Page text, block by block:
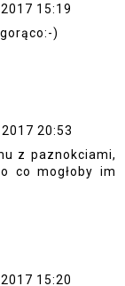
15:19
)
20:53
z paznokciami,
co mogłoby im
15:20